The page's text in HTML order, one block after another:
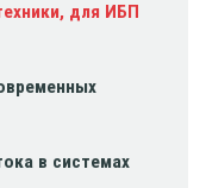
для ИБП
в системах